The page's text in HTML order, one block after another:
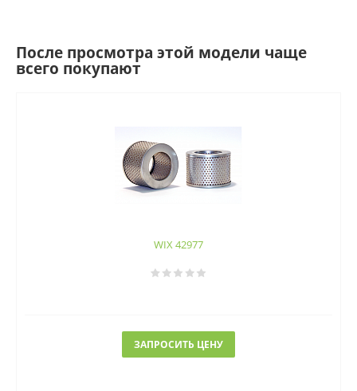
После просмотра этой модели чаще
всего покупают
WIX 42977
ЗАПРОСИТЬ ЦЕНУ